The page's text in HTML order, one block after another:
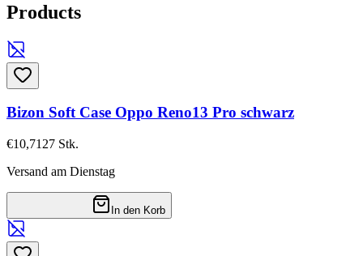
Products
Bizon Soft Case Oppo Reno13 Pro schwarz
€10,71 27 Stk.
Versand am Dienstag
In den Korb